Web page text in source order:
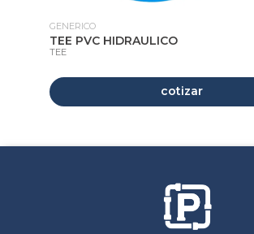
GENERICO
TEE PVC HIDRAULICO
TEE
cotizar